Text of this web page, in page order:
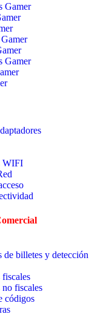
Gamer
Gamer
WIFI
de billetes y detección
fiscales
no fiscales
códigos